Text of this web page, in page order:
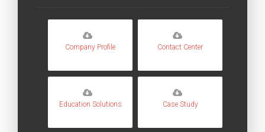
Company Profile Contact Center
Education Solutions Case Study